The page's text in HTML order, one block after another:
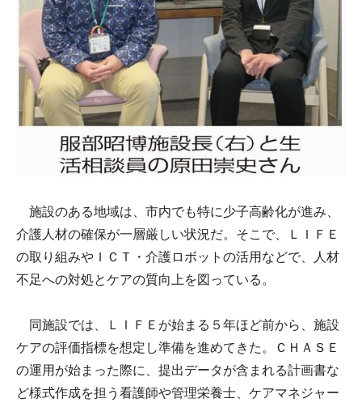
施設のある地域は、市内でも特に少子高齢化が進み、
介護人材の確保が一層厳しい状況だ。そこで、ＬＩＦＥ
の取り組みやＩＣＴ・介護ロボットの活用などで、人材
不足への対処とケアの質向上を図っている。
同施設では、ＬＩＦＥが始まる５年ほど前から、施設
ケアの評価指標を想定し準備を進めてきた。ＣＨＡＳＥ
の運用が始まった際に、提出データが含まれる計画書な
ど様式作成を担う看護師や管理栄養士、ケアマネジャー